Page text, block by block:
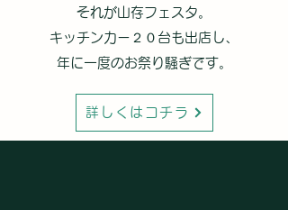
それが山存フェスタ。
キッチンカー２０台も出店し、
年に一度のお祭り騒ぎです。
詳しくはコチラ